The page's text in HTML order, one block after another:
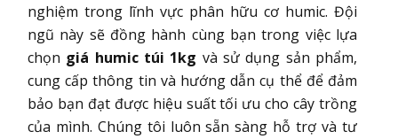
nghiệm trong lĩnh vực phân hữu cơ humic. Đội
ngũ này sẽ đồng hành cùng bạn trong việc lựa
chọn giá humic túi 1kg và sử dụng sản phẩm,
cung cấp thông tin và hướng dẫn cụ thể để đảm
bảo bạn đạt được hiệu suất tối ưu cho cây trồng
của mình. Chúng tôi luôn sẵn sàng hỗ trợ và tư